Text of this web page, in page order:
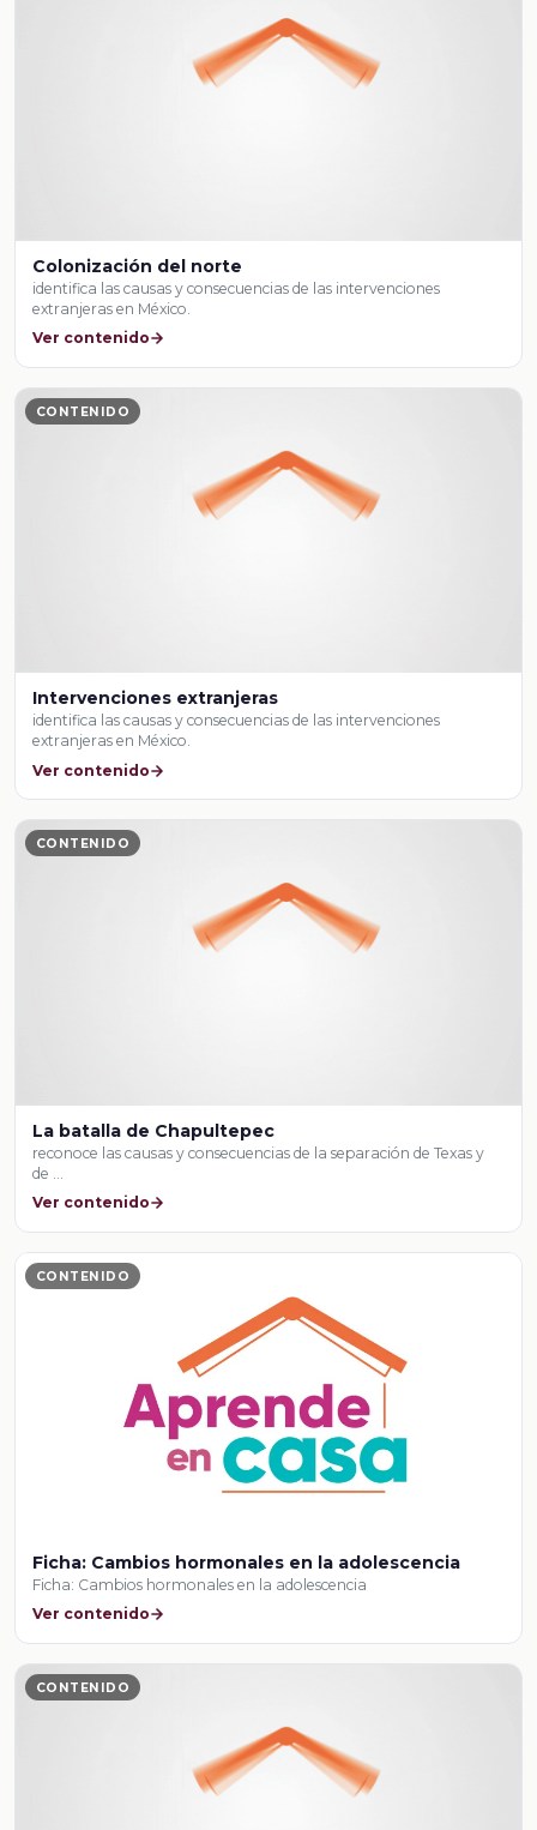
Colonización del norte
identifica las causas y consecuencias de las intervenciones
extranjeras en México.
Ver contenido
CONTENIDO
Intervenciones extranjeras
identifica las causas y consecuencias de las intervenciones
extranjeras en México.
Ver contenido
CONTENIDO
La batalla de Chapultepec
reconoce las causas y consecuencias de la separación de Texas y
de …
Ver contenido
CONTENIDO
Ficha: Cambios hormonales en la adolescencia
Ficha: Cambios hormonales en la adolescencia
Ver contenido
CONTENIDO